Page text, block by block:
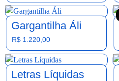
Gargantilha Áli
R$ 1.220,00
Letras Líquidas